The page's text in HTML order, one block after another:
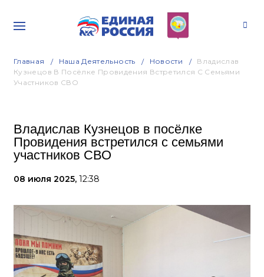
Главная Наша Деятельность Новости
Владислав
Кузнецов В Посёлке Провидения Встретился С Семьями
Участников СВО
Владислав Кузнецов в посёлке
Провидения встретился с семьями
участников СВО
08 июля 2025, 12:38